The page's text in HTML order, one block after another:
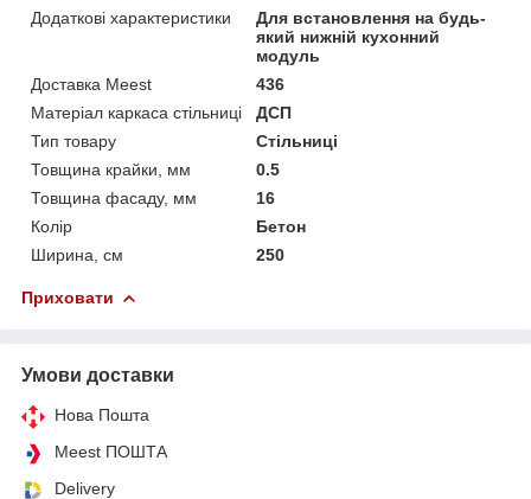
Додаткові характеристики
Для встановлення на будь-
який нижній кухонний
модуль
Доставка Meest
436
Матеріал каркаса стільниці
ДСП
Тип товару
Стільниці
Товщина крайки, мм
0.5
Товщина фасаду, мм
16
Колір
Бетон
Ширина, см
250
Приховати
Умови доставки
Нова Пошта
Meest ПОШТА
Delivery